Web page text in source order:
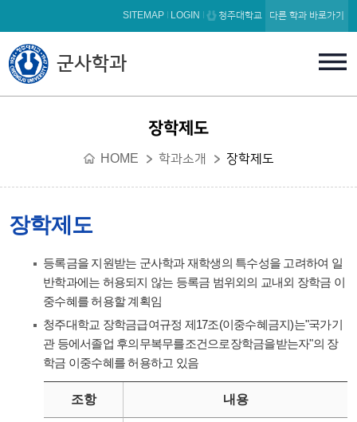
본문 바로가기
군사학과
SITEMAP LOGIN 청주대학교 다른 학과 바로가기
장학제도
HOME 학과소개 장학제도
장학제도
등록금을 지원받는 군사학과 재학생의 특수성을 고려하여 일
반학과에는 허용되지 않는 등록금 범위외의 교내외 장학금 이
중수혜를 허용할 계획임
청주대학교 장학금급여규정 제17조(이중수혜금지)는"국가기
관 등에서졸업 후의무복무를조건으로장학금을받는자"의 장
학금 이중수혜를 허용하고 있음
조항 내용